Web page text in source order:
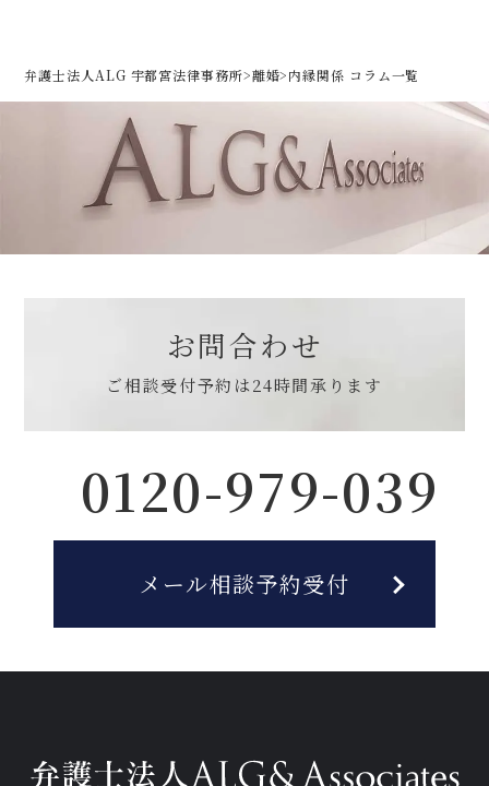
弁護士法人ALG 宇都宮法律事務所>離婚>内縁関係 コラム一覧
お問合わせ
ご相談受付予約は24時間承ります
0120-979-039
メール相談予約受付